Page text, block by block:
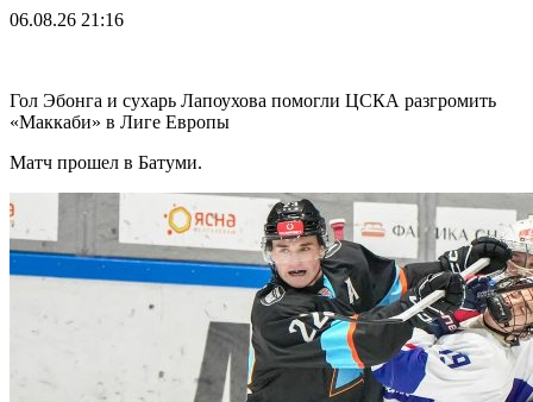
06.08.26 21:16
Гол Эбонга и сухарь Лапоухова помогли ЦСКА разгромить
«Маккаби» в Лиге Европы
Матч прошел в Батуми.